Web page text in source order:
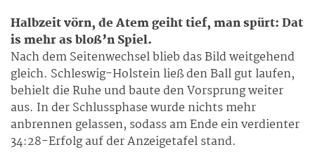
Halbzeit vörn, de Atem geiht tief, man spürt: Dat
is mehr as bloß’n Spiel.
Nach dem Seitenwechsel blieb das Bild weitgehend
gleich. Schleswig-Holstein ließ den Ball gut laufen,
behielt die Ruhe und baute den Vorsprung weiter
aus. In der Schlussphase wurde nichts mehr
anbrennen gelassen, sodass am Ende ein verdienter
34:28-Erfolg auf der Anzeigetafel stand.